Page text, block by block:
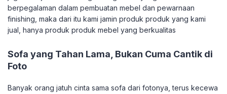
berpegalaman dalam pembuatan mebel dan pewarnaan
finishing, maka dari itu kami jamin produk produk yang kami
jual, hanya produk produk mebel yang berkualitas
Sofa yang Tahan Lama, Bukan Cuma Cantik di
Foto
Banyak orang jatuh cinta sama sofa dari fotonya, terus kecewa